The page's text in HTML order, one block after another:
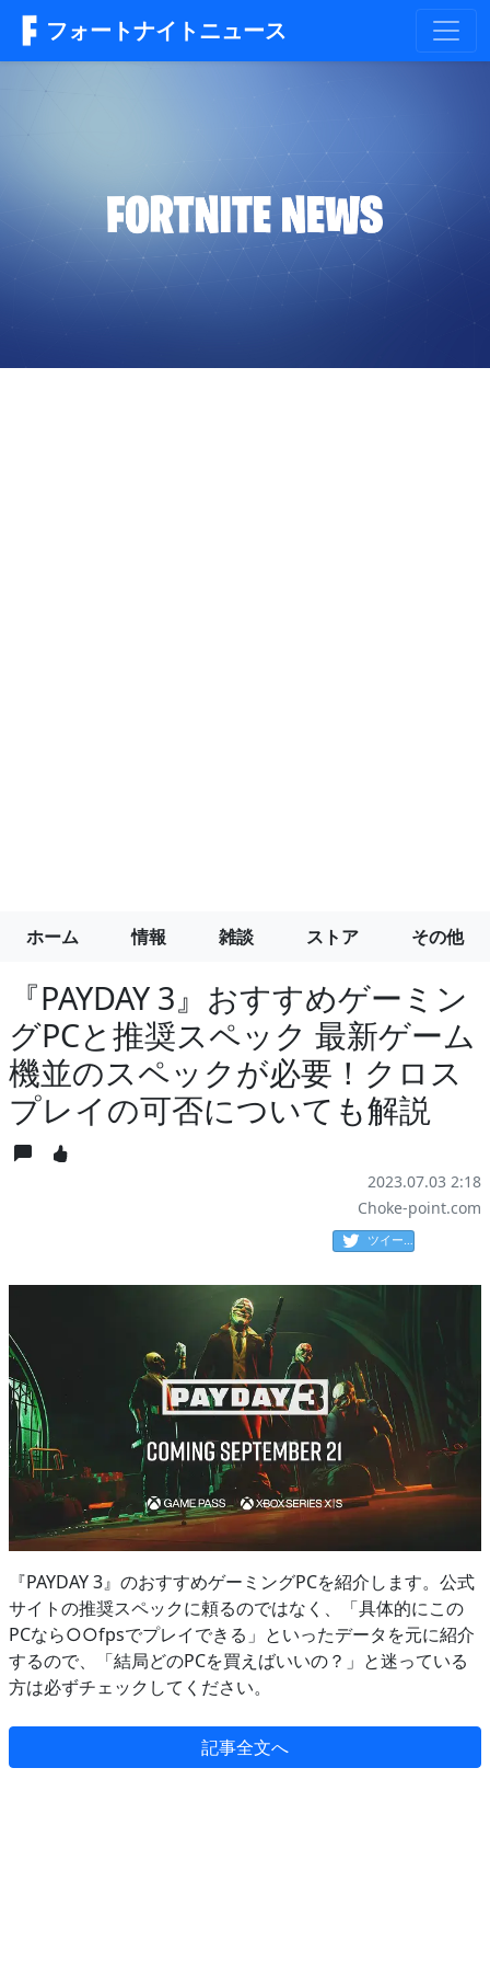
フォートナイトニュース
ホーム 情報 雑談 ストア その他
『PAYDAY 3』おすすめゲーミン
グPCと推奨スペック 最新ゲーム
機並のスペックが必要！クロス
プレイの可否についても解説
2023.07.03 2:18
Choke-point.com
ツイート
『PAYDAY 3』のおすすめゲーミングPCを紹介します。公式
サイトの推奨スペックに頼るのではなく、「具体的にこの
PCなら○○fpsでプレイできる」といったデータを元に紹介
するので、「結局どのPCを買えばいいの？」と迷っている
方は必ずチェックしてください。
記事全文へ